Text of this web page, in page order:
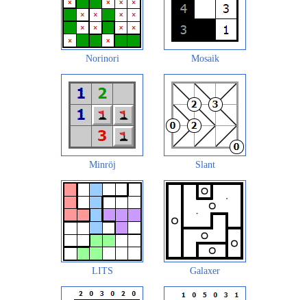
Norinori Mosaik
Minröj Slant
LITS Galaxer